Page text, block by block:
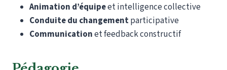
Animation d’équipeet intelligence collective
Conduite du changementparticipative
Communicationet feedback constructif